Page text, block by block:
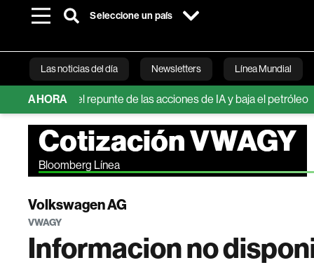
Seleccione un país
Las noticias del día Newsletters Línea Mundial
Bloomberg
AHORA
frena el repunte de las acciones de IA y baja el petróleo
Cotización VWAGY
Bloomberg Línea
Volkswagen AG
VWAGY
Informacion no